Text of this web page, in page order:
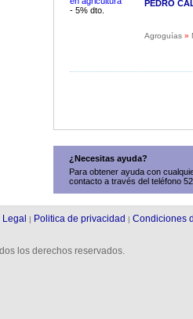
- 5% dto.
PEDRO
Agroguías»
¿Necesitas ayuda?
Para obtener ayuda con
contacto a través del teléfono
| Politica de privacidad | Condiciones
los derechos reservados.